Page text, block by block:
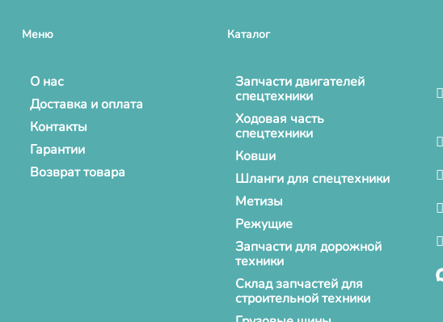
Меню
О нас
Доставка и оплата
Контакты
Гарантии
Возврат товара
Каталог
Запчасти двигателей
спецтехники
Ходовая часть
спецтехники
Ковши
Шланги для спецтехники
Метизы
Режущие
Запчасти для дорожной
техники
Склад запчастей для
строительной техники